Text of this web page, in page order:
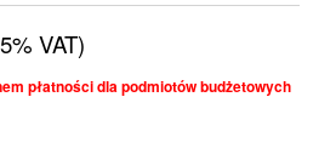
VAT)
płatności dla podmiotów budżetowych